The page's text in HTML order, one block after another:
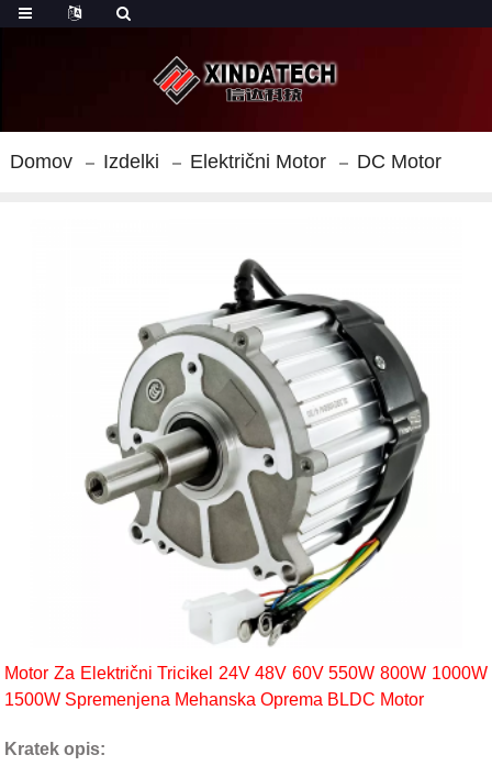
Domov Izdelki Električni Motor DC Motor
Motor Za Električni Tricikel 24V 48V 60V 550W 800W 1000W
1500W Spremenjena Mehanska Oprema BLDC Motor
Kratek opis: